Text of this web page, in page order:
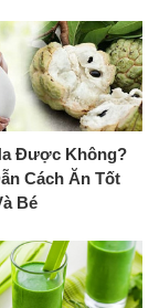
Được Không?
Cách Ăn Tốt
Bé